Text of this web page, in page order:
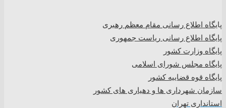
پایگاه اطلاع رسانی مقام معظم رهبری
پایگاه اطلاع رسانی ریاست جمهوری
پایگاه وزارت کشور
پایگاه مجلس شورای اسلامی
پایگاه قوه قضاییه کشور
سازمان شهرداری ها و دهیاری های کشور
استانداری تهران